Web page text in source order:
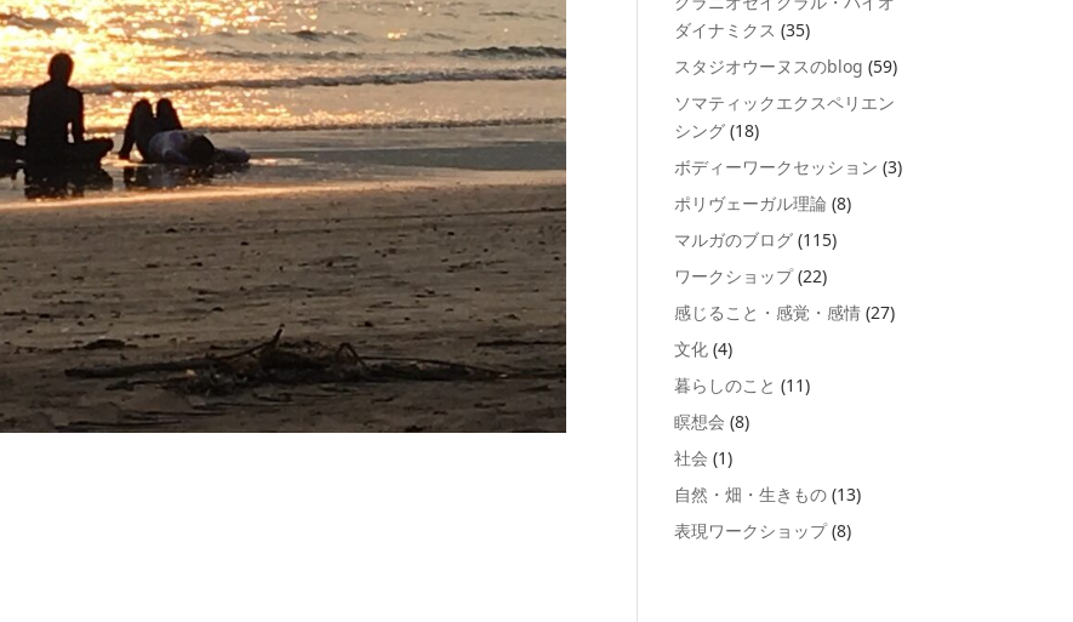
ダイナミクス (35)
スタジオウーヌスのblog (59)
ソマティックエクスペリエン
シング (18)
ボディーワークセッション (3)
ポリヴェーガル理論 (8)
マルガのブログ (115)
ワークショップ(22)
感じること・感覚・感情 (27)
文化 (4)
暮らしのこと (11)
瞑想会 (8)
社会 (1)
自然・畑・生きもの (13)
表現ワークショップ(8)